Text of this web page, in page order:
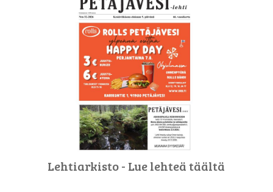
Lehtiarkisto - Lue lehteä täältä